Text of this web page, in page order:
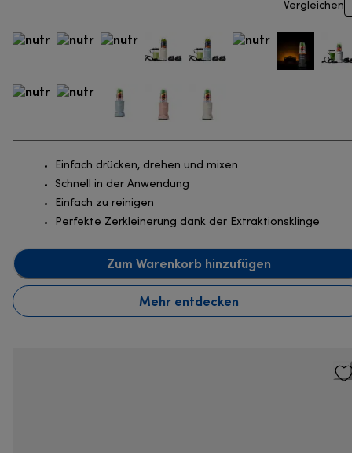
Vergleichen
Einfach drücken, drehen und mixen
Schnell in der Anwendung
Einfach zu reinigen
Perfekte Zerkleinerung dank der Extraktionsklinge
Zum Warenkorb hinzufügen
Mehr entdecken